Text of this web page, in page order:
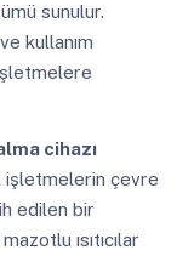
sunulur.
kullanım
cihazı
işletmelerin çevre
edilen bir
ısıtıcılar